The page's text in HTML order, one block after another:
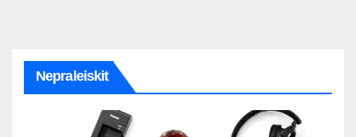
Nepraleiskit